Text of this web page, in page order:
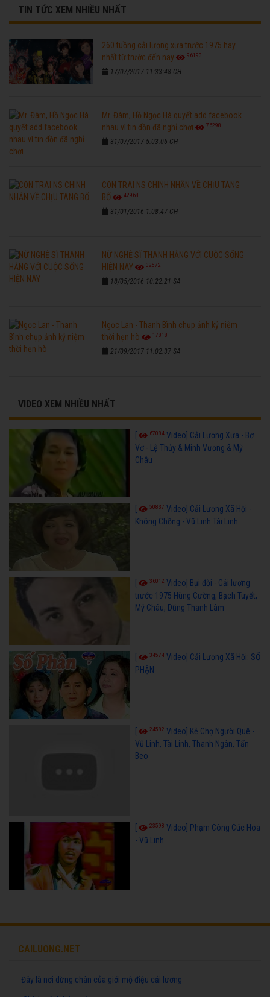
TIN TỨC XEM NHIỀU NHẤT
260 tuồng cải lương xưa trước 1975 hay
nhất từ trước đến nay
96193
17/07/2017 11:33:48 CH
Mr. Đàm, Hồ Ngọc Hà quyết add facebook
nhau vì tin đồn đã nghỉ chơi
76298
31/07/2017 5:03:06 CH
CON TRAI NS CHINH NHẪN VỀ CHỊU TANG
BỐ
42968
31/01/2016 1:08:47 CH
NỮ NGHỆ SĨ THANH HẰNG VỚI CUỘC SỐNG
HIỆN NAY
32572
18/05/2016 10:22:21 SA
Ngọc Lan - Thanh Bình chụp ảnh kỷ niệm
thời hẹn hò
17818
21/09/2017 11:02:37 SA
VIDEO XEM NHIỀU NHẤT
[ 67084 Video] Cải Lương Xưa - Bơ
Vơ - Lệ Thủy & Minh Vương & Mỹ
Châu
50837 Video] Cải Lương Xã Hội -
Không Chồng - Vũ Linh Tài Linh
36012 Video] Bụi đời - Cải lương
trước 1975 Hùng Cường, Bạch Tuyết,
Mỹ Châu, Dũng Thanh Lâm
34574 Video] Cải Lương Xã Hội: SỐ
PHẬN
24582 Video] Kẻ Chợ Người Quê -
Vũ Linh, Tài Linh, Thanh Ngân, Tấn
Beo
23598 Video] Phạm Công Cúc Hoa
- Vũ Linh
CAILUONG.NET
Đây là nơi dừng chân của giới mộ điệu cải lương